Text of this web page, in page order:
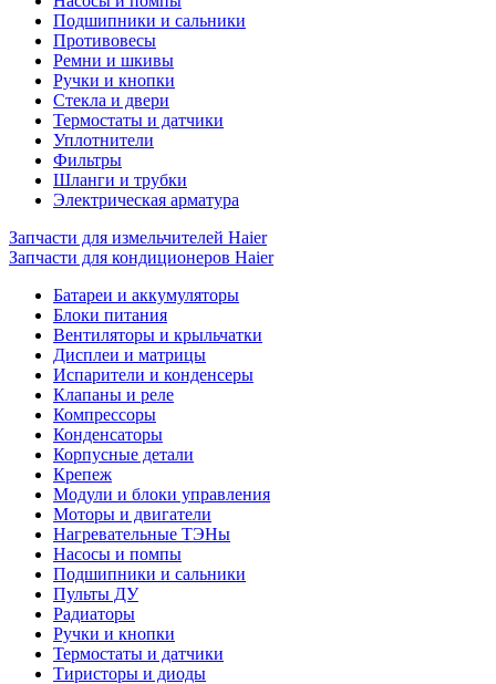
Подшипники и сальники
Противовесы
Ремни и шкивы
Ручки и кнопки
Стекла и двери
Термостаты и датчики
Уплотнители
Фильтры
Шланги и трубки
Электрическая арматура
Запчасти для измельчителей Haier
Запчасти для кондиционеров Haier
Батареи и аккумуляторы
Блоки питания
Вентиляторы и крыльчатки
Дисплеи и матрицы
Испарители и конденсеры
Клапаны и реле
Компрессоры
Конденсаторы
Корпусные детали
Крепеж
Модули и блоки управления
Моторы и двигатели
Нагревательные ТЭНы
Насосы и помпы
Подшипники и сальники
Пульты ДУ
Радиаторы
Ручки и кнопки
Термостаты и датчики
Тиристоры и диоды